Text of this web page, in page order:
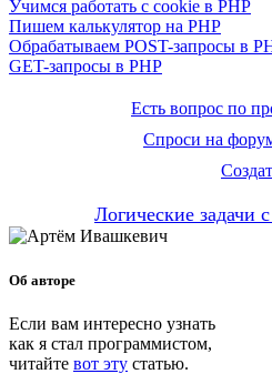
Учимся работать с cookie в PHP
Пишем калькулятор на PHP
Обрабатываем POST-запросы в
GET-запросы в PHP
Есть вопрос по
Спроси на
Логические задачи
Об авторе
Если вам интересно узнать
как я стал программистом,
читайте вот эту статью.